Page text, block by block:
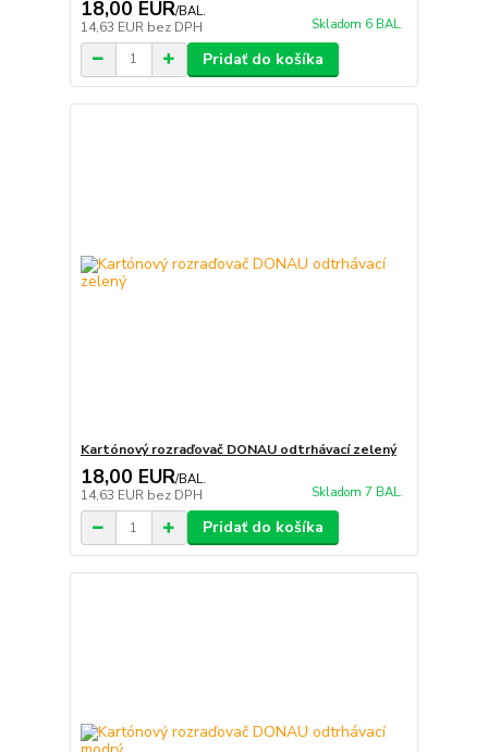
18,00 EUR/BAL.
14,63 EUR bez DPH Skladom 6 BAL.
Pridať do košíka
Kartónový rozraďovač DONAU odtrhávací zelený
18,00 EUR/BAL.
14,63 EUR bez DPH Skladom 7 BAL.
Pridať do košíka